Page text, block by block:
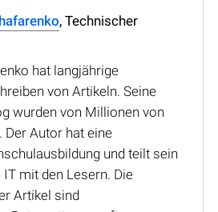
, Technischer
hat langjährige
von Artikeln. Seine
wurden von Millionen von
Der Autor hat eine
und teilt sein
mit den Lesern. Die
Artikel sind